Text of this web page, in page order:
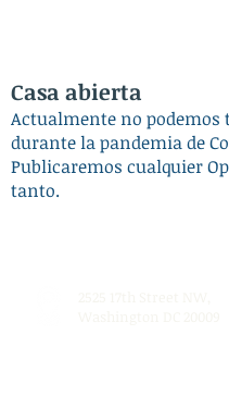
Casa abierta
Actualmente no podemos
durante la pandemia de
Publicaremos cualquier
tanto.